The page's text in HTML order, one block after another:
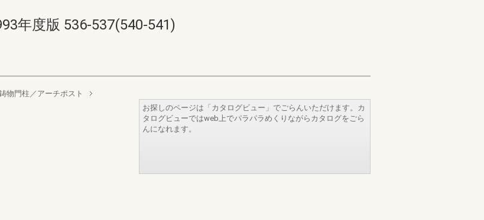
年度版 536-537(540-541)
物門柱／アーチポスト
お探しのページは「カタログビュー」でごらんいただけます。カ
タログビューではweb上でパラパラめくりながらカタログをごら
んになれます。